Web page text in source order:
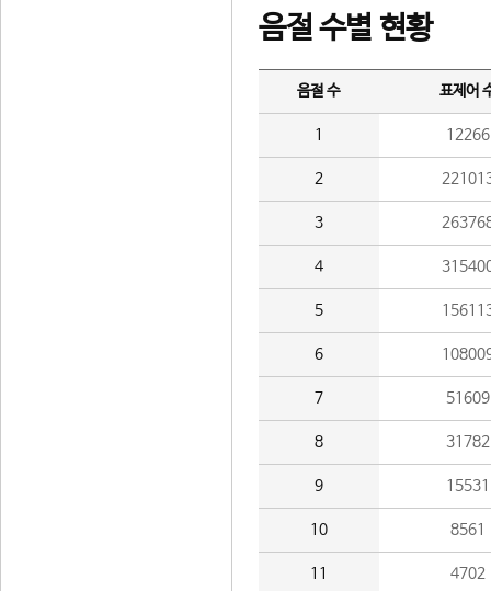
음절 수별 현황
음절 수 표제어
1 12266
2
3
4
5
6
7 51609
8 31782
9 15531
10 8561
11 4702